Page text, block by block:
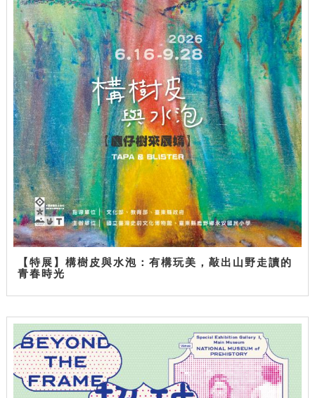
【特展】構樹皮與水泡：有構玩美，敲出山野走讀的
青春時光